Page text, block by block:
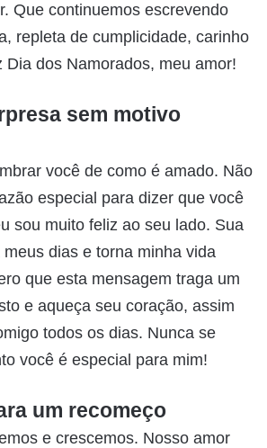
Que continuemos escrevendo
repleta de cumplicidade, carinho
Dia dos Namorados, meu amor!
sem motivo
você de como é amado. Não
especial para dizer que você
sou muito feliz ao seu lado. Sua
dias e torna minha vida
que esta mensagem traga um
e aqueça seu coração, assim
todos os dias. Nunca se
você é especial para mim!
um recomeço
e crescemos. Nosso amor